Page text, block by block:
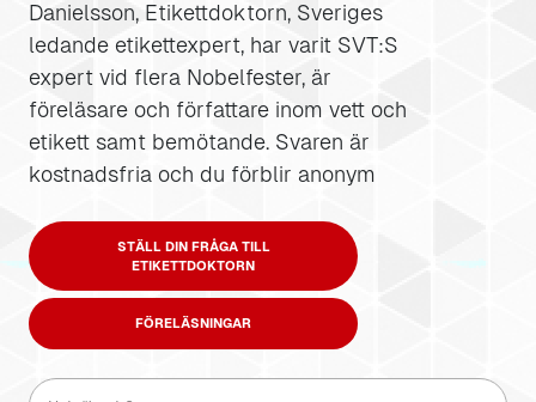
Danielsson, Etikettdoktorn, Sveriges
ledande etikettexpert, har varit SVT:S
expert vid flera Nobelfester, är
föreläsare och författare inom vett och
etikett samt bemötande. Svaren är
kostnadsfria och du förblir anonym
STÄLL DIN FRÅGA TILL
ETIKETTDOKTORN
FÖRELÄSNINGAR